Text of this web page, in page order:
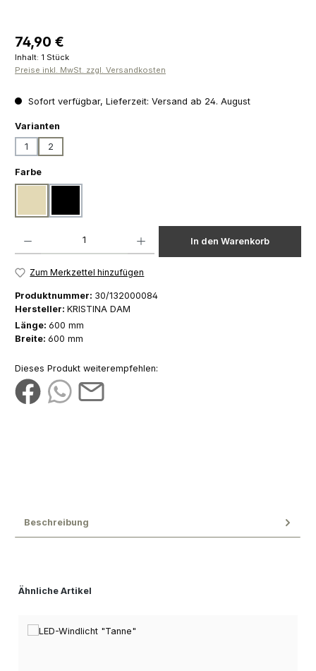
Regulärer Preis:
74,90 €
Inhalt: 1 Stück
Preise inkl. MwSt. zzgl. Versandkosten
Sofort verfügbar, Lieferzeit: Versand ab 24. August
Varianten
1
2
Farbeauswählen
In den Warenkorb
Zum Merkzettel hinzufügen
Produktnummer: 30/132000084
Hersteller: KRISTINA DAM
Länge: 600 mm
Breite: 600 mm
Dieses Produkt weiterempfehlen:
Beschreibung
Produktgalerie überspringen
Ähnliche Artikel